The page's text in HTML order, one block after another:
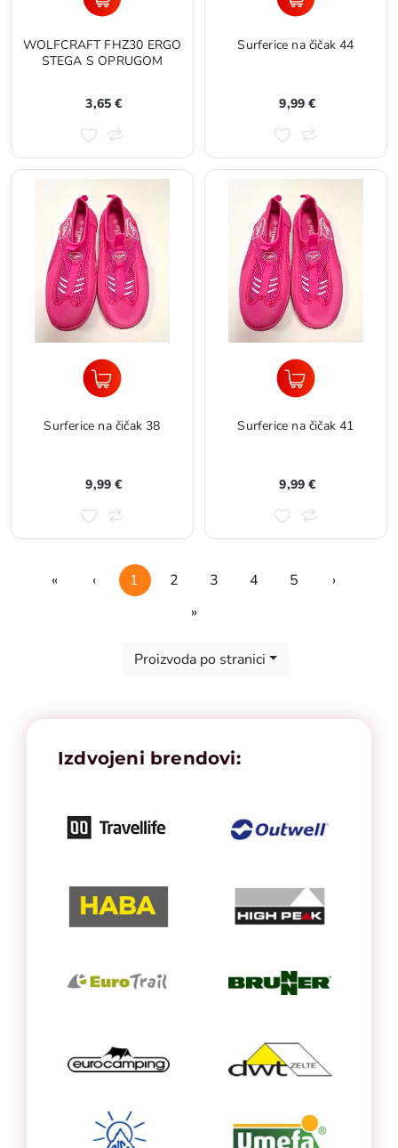
WOLFCRAFT FHZ30 ERGO
STEGA S OPRUGOM
3,65 €
Surferice na čičak 44
9,99 €
Surferice na čičak 38
9,99 €
Surferice na čičak 41
9,99 €
«First ‹Previous
1 2 3 4 5 ›Next
»Last
Proizvoda po stranici
Izdvojeni brendovi: